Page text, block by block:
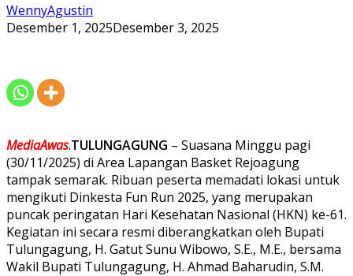
WennyAgustin
Desember 1, 2025Desember 3, 2025
MediaAwas.TULUNGAGUNG – Suasana Minggu pagi
(30/11/2025) di Area Lapangan Basket Rejoagung
tampak semarak. Ribuan peserta memadati lokasi untuk
mengikuti Dinkesta Fun Run 2025, yang merupakan
puncak peringatan Hari Kesehatan Nasional (HKN) ke-61.
Kegiatan ini secara resmi diberangkatkan oleh Bupati
Tulungagung, H. Gatut Sunu Wibowo, S.E., M.E., bersama
Wakil Bupati Tulungagung, H. Ahmad Baharudin, S.M.